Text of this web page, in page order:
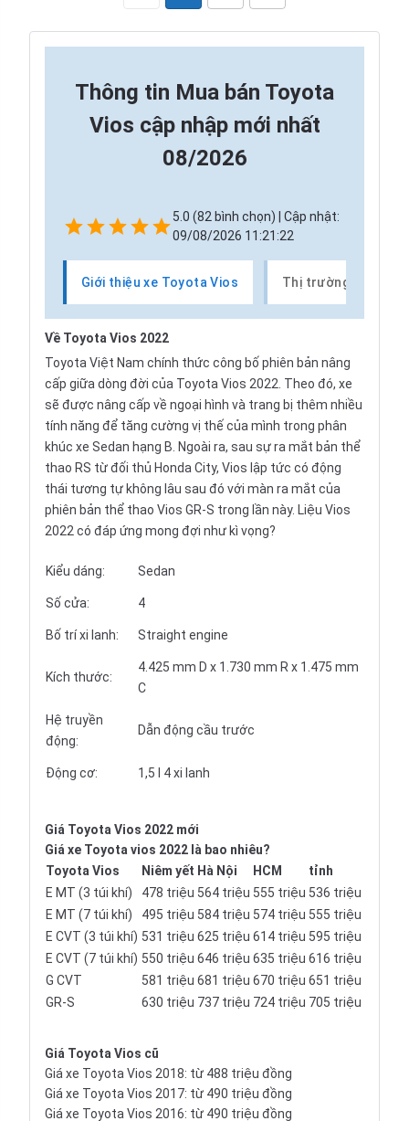
Thông tin Mua bán Toyota
Vios cập nhập mới nhất
08/2026
5.0 (82 bình chọn) | Cập nhật:
09/08/2026 11:21:22
Giới thiệu xe Toyota Vios Thị trường xe
Về Toyota Vios 2022
Toyota Việt Nam chính thức công bố phiên bản nâng
cấp giữa dòng đời của Toyota Vios 2022. Theo đó, xe
sẽ được nâng cấp về ngoại hình và trang bị thêm nhiều
tính năng để tăng cường vị thế của mình trong phân
khúc xe Sedan hạng B. Ngoài ra, sau sự ra mắt bản thể
thao RS từ đối thủ Honda City, Vios lập tức có động
thái tương tự không lâu sau đó với màn ra mắt của
phiên bản thể thao Vios GR-S trong lần này. Liệu Vios
2022 có đáp ứng mong đợi như kì vọng?
Kiểu dáng: Sedan
Số cửa: 4
Bố trí xi lanh: Straight engine
Kích thước:
4.425 mm D x 1.730 mm R x 1.475 mm
C
Hệ truyền
động:
Dẫn động cầu trước
Động cơ: 1,5 l 4 xi lanh
Giá Toyota Vios 2022 mới
Giá xe Toyota vios 2022 là bao nhiêu?
Toyota Vios
Niêm yết Hà Nội HCM
tỉnh
E MT (3 túi khí)
478 triệu 564 triệu 555 triệu 536 triệu
E MT (7 túi khí)
495 triệu 584 triệu 574 triệu 555 triệu
E CVT (3 túi khí) 531 triệu 625 triệu 614 triệu 595 triệu
E CVT (7 túi khí) 550 triệu 646 triệu 635 triệu 616 triệu
G CVT
581 triệu 681 triệu 670 triệu 651 triệu
GR-S
630 triệu 737 triệu 724 triệu 705 triệu
Giá Toyota Vios cũ
Giá xe Toyota Vios 2018: từ 488 triệu đồng
Giá xe Toyota Vios 2017: từ 490 triệu đồng
Giá xe Toyota Vios 2016: từ 490 triệu đồng